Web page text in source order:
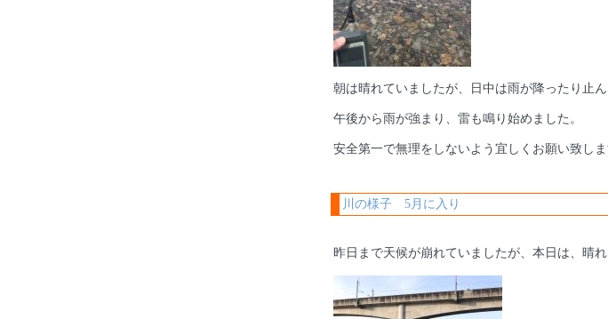
朝は晴れていましたが、日中は雨が降ったり止
午後から雨が強まり、雷も鳴り始めました。
安全第一で無理をしないよう宜しくお願い致しま
川の様子 5月に入り
昨日まで天候が崩れていましたが、本日は、晴